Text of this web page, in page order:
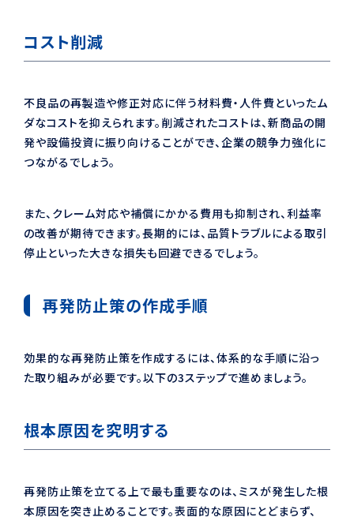
コスト削減
不良品の再製造や修正対応に伴う材料費・人件費といったム
ダなコストを抑えられます。削減されたコストは、新商品の開
発や設備投資に振り向けることができ、企業の競争力強化に
つながるでしょう。
また、クレーム対応や補償にかかる費用も抑制され、利益率
の改善が期待できます。長期的には、品質トラブルによる取引
停止といった大きな損失も回避できるでしょう。
再発防止策の作成手順
効果的な再発防止策を作成するには、体系的な手順に沿っ
た取り組みが必要です。以下の3ステップで進めましょう。
根本原因を究明する
再発防止策を立てる上で最も重要なのは、ミスが発生した根
本原因を突き止めることです。表面的な原因にとどまらず、